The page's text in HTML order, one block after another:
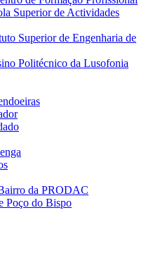
Superior de Actividades
Superior de Engenharia de
Politécnico da Lusofonia
da PRODAC
Poço do Bispo